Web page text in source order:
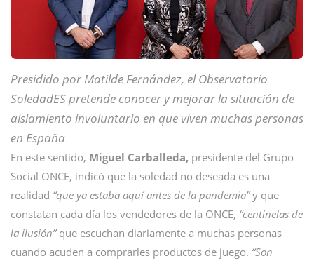
Presidido por Matilde Fernández, el Observatorio
SoledadES pretende conocer y mejorar la situación de
aislamiento involuntario en que viven muchas personas
en España
En este sentido, Miguel Carballeda, presidente del Grupo
Social ONCE, indicó que la soledad no deseada es una
realidad “que ya estaba aquí antes de la pandemia”y que
constatan cada día los vendedores de la ONCE, “centinelas de
la ilusión”que escuchan diariamente a muchas personas
cuando acuden a comprarles productos de juego. “Son